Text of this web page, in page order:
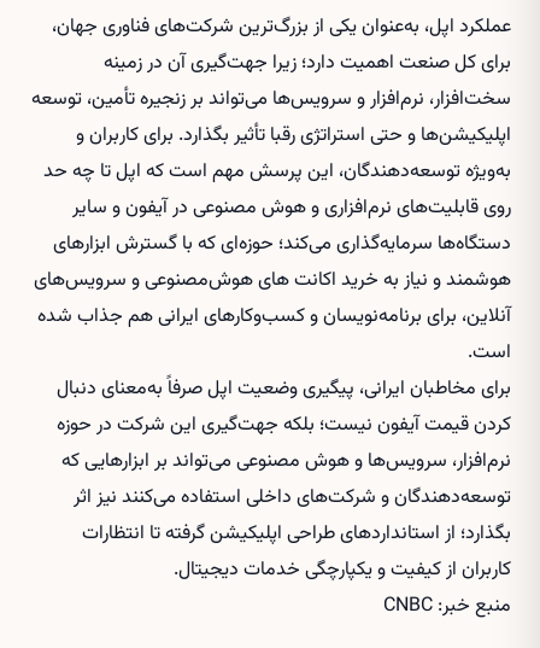
عملکرد اپل، به‌عنوان یکی از بزرگ‌ترین شرکت‌های فناوری جهان،
برای کل صنعت اهمیت دارد؛ زیرا جهت‌گیری آن در زمینه
سخت‌افزار، نرم‌افزار و سرویس‌ها می‌تواند بر زنجیره تأمین، توسعه
اپلیکیشن‌ها و حتی استراتژی رقبا تأثیر بگذارد. برای کاربران و
به‌ویژه توسعه‌دهندگان، این پرسش مهم است که اپل تا چه حد
روی قابلیت‌های نرم‌افزاری و هوش مصنوعی در آیفون و سایر
دستگاه‌ها سرمایه‌گذاری می‌کند؛ حوزه‌ای که با گسترش ابزارهای
هوشمند و نیاز به خرید اکانت های هوش‌مصنوعیو سرویس‌های
آنلاین، برای برنامه‌نویسان و کسب‌وکارهای ایرانی هم جذاب شده
است.
برای مخاطبان ایرانی، پیگیری وضعیت اپل صرفاً به‌معنای دنبال
کردن قیمت آیفون نیست؛ بلکه جهت‌گیری این شرکت در حوزه
نرم‌افزار، سرویس‌ها و هوش مصنوعی می‌تواند بر ابزارهایی که
توسعه‌دهندگان و شرکت‌های داخلی استفاده می‌کنند نیز اثر
بگذارد؛ از استانداردهای طراحی اپلیکیشن گرفته تا انتظارات
کاربران از کیفیت و یکپارچگی خدمات دیجیتال.
منبع خبر: CNBC